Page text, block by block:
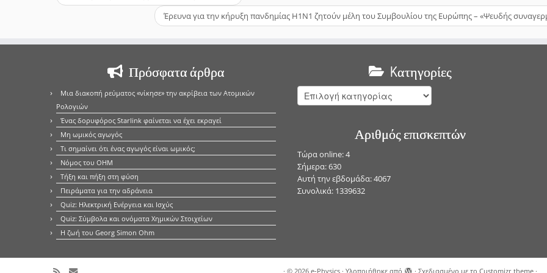
Έρευνα για την κήρυξη πανδημίας Η1Ν1 ζητούν μέλη του Συμβουλίου της Ευρώπης – «Ψευδής
Πρόσφατα άρθρα
Μια διακοπή ρεύματος «νίκησε» την ακρίβεια των Ατομικών
Ρολογιών
Ένας δορυφόρος Starlink φαίνεται να έχει εκραγεί
Μη ωμικός αγωγός
Τι σημαίνει ότι ένας αγωγός είναι ωμικός;
Νόμος του OHM
Τήξη και πήξη στη φύση
Πειράματα για την αδράνεια
Quiz: Ηλεκτρική Ενέργεια και Ισχύς
Quiz: Σύμβολα και ονόματα Χημικών Στοιχείων
Η ζωή του Georg Simon Ohm
Kατηγορίες
Kατηγορίες
Αριθμός επισκεπτών
Τώρα online: 4
Σήμερα: 630
Αυτή την εβδομάδα: 4067
Συνολικά: 1339632
· © 2026 e-Physics · Υλοποιήθηκε από · Σχεδιασμένο με το Customizr theme ·